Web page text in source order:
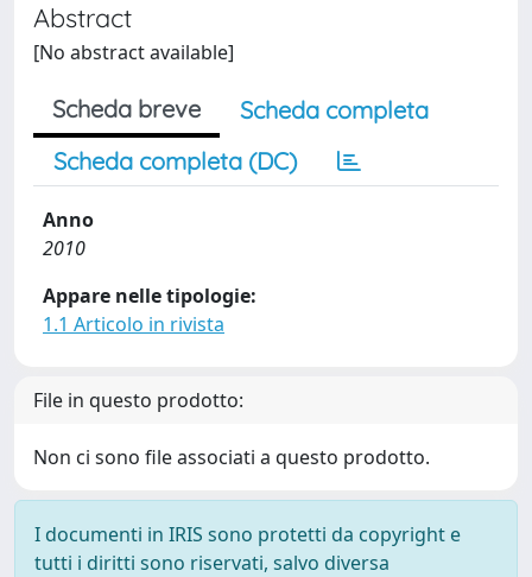
Abstract
[No abstract available]
Scheda breve
Scheda completa
Scheda completa (DC)
Anno
2010
Appare nelle tipologie:
1.1 Articolo in rivista
File in questo prodotto:
Non ci sono file associati a questo prodotto.
I documenti in IRIS sono protetti da copyright e
tutti i diritti sono riservati, salvo diversa